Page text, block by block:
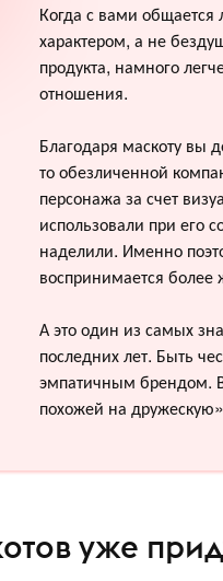
Когда с вами
характером, а не
продукта, намного
отношения.
Благодаря маскоту вы
то обезличенной
персонажа за счет
использовали при его
наделили. Именно
воспринимается
А это один из самых
последних лет. Быть
эмпатичным брендом.
похожей на дружескую»
уже